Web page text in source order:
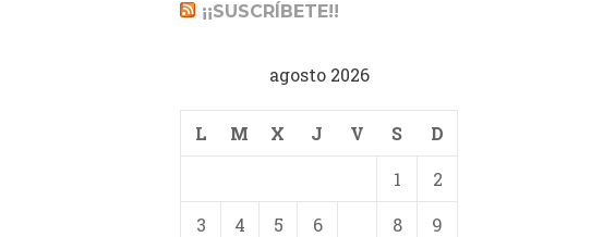
¡¡SUSCRÍBETE!!
agosto 2026
L M X J V S
D
1
2
3
4 5 6 8
9